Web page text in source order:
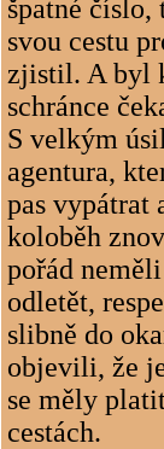
špatné
svou cestu
zjistil. A byl
schránce
S velkým
agentura,
pas vypátrat
koloběh
pořád
odletět,
slibně do
objevili, že
se měly
cestách.